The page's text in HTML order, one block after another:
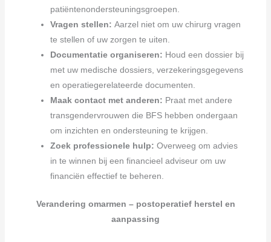
patiëntenondersteuningsgroepen.
Vragen stellen: Aarzel niet om uw chirurg vragen
te stellen of uw zorgen te uiten.
Documentatie organiseren: Houd een dossier bij
met uw medische dossiers, verzekeringsgegevens
en operatiegerelateerde documenten.
Maak contact met anderen: Praat met andere
transgendervrouwen die BFS hebben ondergaan
om inzichten en ondersteuning te krijgen.
Zoek professionele hulp: Overweeg om advies
in te winnen bij een financieel adviseur om uw
financiën effectief te beheren.
Verandering omarmen – postoperatief herstel en
aanpassing